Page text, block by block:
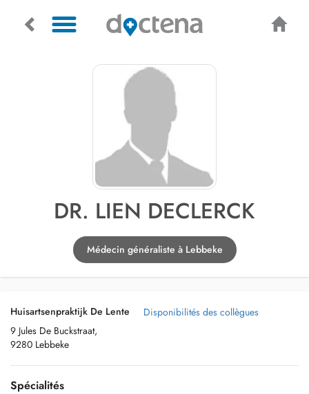
DR. LIEN DECLERCK
Médecin généraliste à Lebbeke
Huisartsenpraktijk De Lente
9 Jules De Buckstraat,
9280 Lebbeke
Disponibilités des collègues
Spécialités